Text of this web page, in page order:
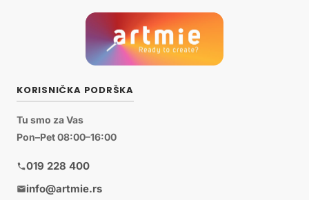
KORISNIČKA PODRŠKA
Tu smo za Vas
Pon–Pet 08:00–16:00
019 228 400
info@artmie.rs